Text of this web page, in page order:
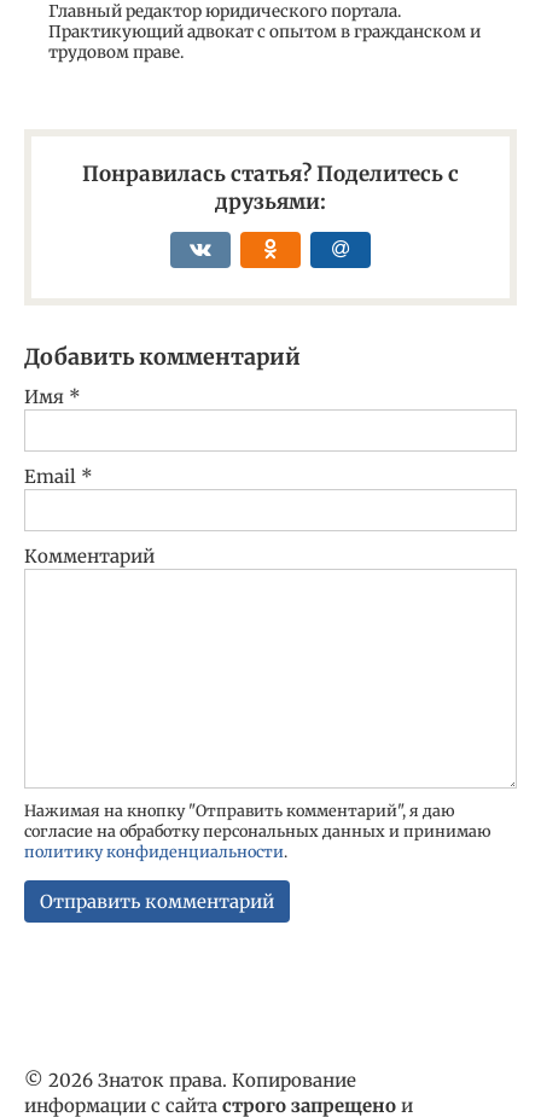
Главный редактор юридического портала.
Практикующий адвокат с опытом в гражданском и
трудовом праве.
Понравилась статья? Поделитесь с
друзьями:
Добавить комментарий
Имя *
Email *
Комментарий
Нажимая на кнопку "Отправить комментарий", я даю
согласие на обработку персональных данных и принимаю
политику конфиденциальности.
© 2026 Знаток права. Копирование
информации с сайта строго запрещено и